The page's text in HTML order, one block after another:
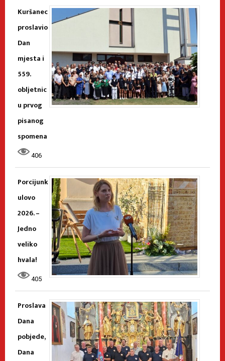
Kuršanec
proslavio
Dan
mjesta i
559.
obljetnic
u prvog
pisanog
spomena
406
Porcijunk
ulovo
2026. –
Jedno
veliko
hvala!
405
Proslava
Dana
pobjede,
Dana